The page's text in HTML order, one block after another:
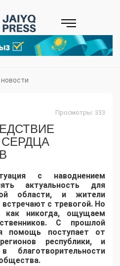
Просмотры: 333
с наводнением
актуальность для
области, и жители
с тревогой. Но
никогда, ощущаем
С прошлой
помощь поступает от
республики, и
благотворительности